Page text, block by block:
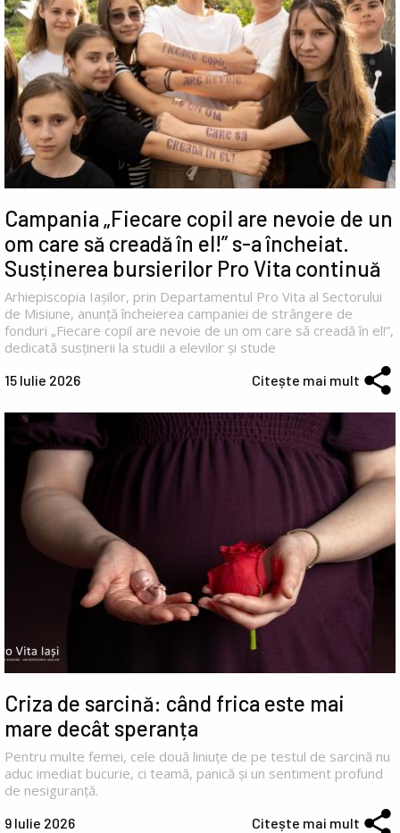
Campania „Fiecare copil are nevoie de un
om care să creadă în el!” s-a încheiat.
Susținerea bursierilor Pro Vita continuă
Arhiepiscopia Iașilor, prin Departamentul Pro Vita al Sectorului
de Misiune, anunță încheierea campaniei de strângere de
fonduri „Fiecare copil are nevoie de un om care să creadă în el!”,
dedicată susținerii la studii a elevilor și stude
15 Iulie 2026 Citește mai mult
Criza de sarcină: când frica este mai
mare decât speranța
Pentru multe femei, cele două liniuțe de pe testul de sarcină nu
aduc imediat bucurie, ci teamă, panică și un sentiment profund
de nesiguranță.
9 Iulie 2026 Citește mai mult